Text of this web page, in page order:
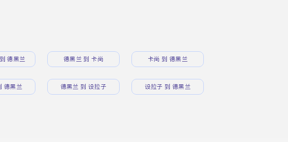
德黑兰 德黑兰 到 卡尚 卡尚 到 德黑兰
德黑兰 德黑兰 到 设拉子 设拉子 到 德黑兰